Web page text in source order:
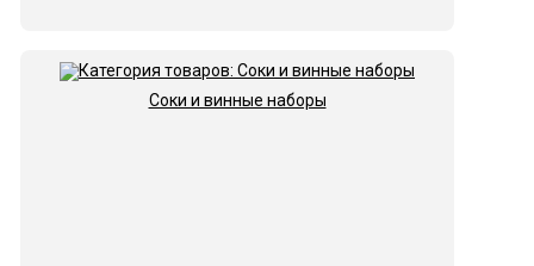
Соки и винные наборы